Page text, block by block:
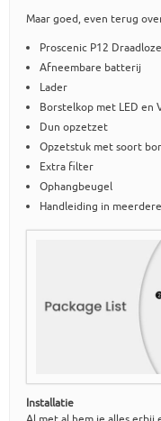
Maar goed, even terug
Proscenic P12
Afneembare batterij
Lader
Borstelkop met LED en
Dun opzetzet
Opzetstuk met soort
Extra filter
Ophangbeugel
Handleiding in
Installatie